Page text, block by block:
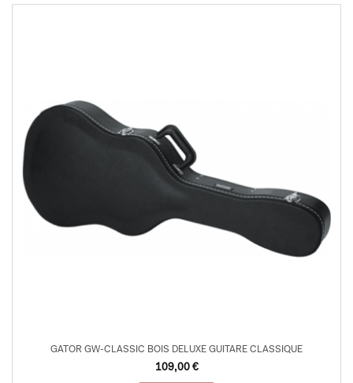
GATOR GW-CLASSIC BOIS DELUXE GUITARE CLASSIQUE
109,00 €